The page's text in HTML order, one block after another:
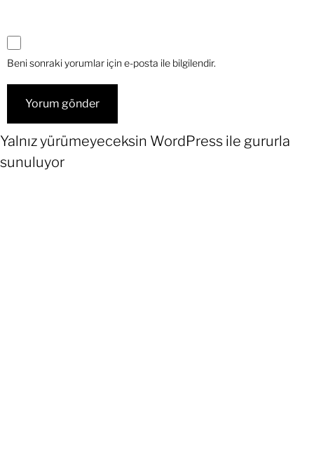
Beni sonraki yorumlar için e-posta ile bilgilendir.
Yalnız yürümeyeceksin WordPress ile gururla
sunuluyor